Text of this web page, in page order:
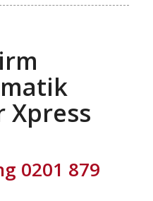
Xpress
0201 879